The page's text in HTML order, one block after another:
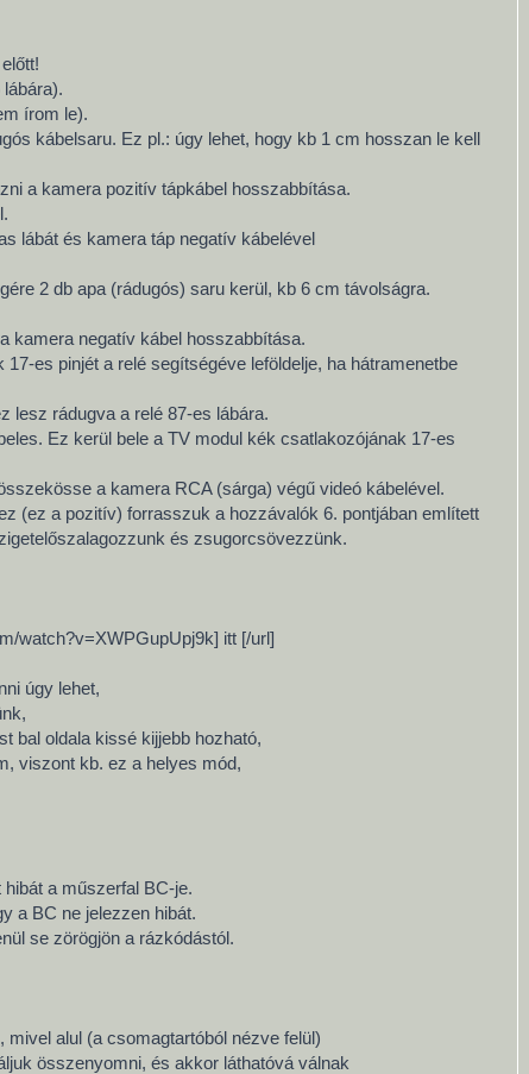
írom le).
kábelsaru. Ez pl.: úgy lehet, hogy kb 1 cm hosszan le kell
a kamera pozitív tápkábel hosszabbítása.
lábát és kamera táp negatív kábelével
2 db apa (rádugós) saru kerül, kb 6 cm távolságra.
kamera negatív kábel hosszabbítása.
es pinjét a relé segítségéve leföldelje, ha hátramenetbe
lesz rádugva a relé 87-es lábára.
Ez kerül bele a TV modul kék csatlakozójának 17-es
a kamera RCA (sárga) végű videó kábelével.
(ez a pozitív) forrasszuk a hozzávalók 6. pontjában említett
és zsugorcsövezzünk.
watch?v=XWPGupUpj9k] itt [/url]
úgy lehet,
bal oldala kissé kijjebb hozható,
viszont kb. ez a helyes mód,
a műszerfal BC-je.
a BC ne jelezzen hibát.
se zörögjön a rázkódástól.
alul (a csomagtartóból nézve felül)
összenyomni, és akkor láthatóvá válnak